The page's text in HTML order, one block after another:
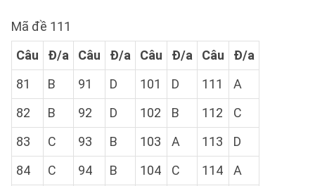
Mã đề 111
Câu
Đ/a Câu Đ/a Câu Đ/a Câu
Đ/a
81
B 91 D 101 D 111
A
82
B 92 D 102 B 112
C
83
C 93 B 103 A 113
D
84
C 94 B 104 C 114
A